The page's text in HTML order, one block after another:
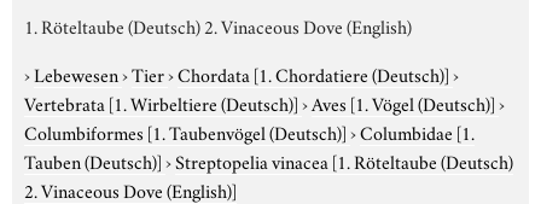
1. Röteltaube (Deutsch) 2. Vinaceous Dove (English)
›Lebewesen›Tier›Chordata [1. Chordatiere (Deutsch)]›
Vertebrata [1. Wirbeltiere (Deutsch)]›Aves [1. Vögel (Deutsch)]›
Columbiformes [1. Taubenvögel (Deutsch)]›Columbidae [1.
Tauben (Deutsch)]›Streptopelia vinacea [1. Röteltaube (Deutsch)
2. Vinaceous Dove (English)]